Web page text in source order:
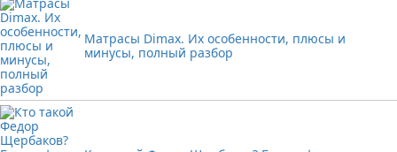
Матрасы Dimax. Их особенности, плюсы и
минусы, полный разбор